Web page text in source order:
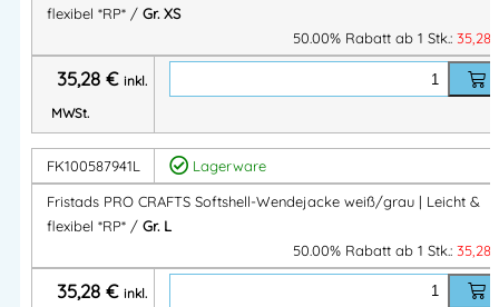
– zwei Looks in einer Jacke
✔ Leichtes Softshell-Material (220 g/m²)
✔ Reißverschluss bis zum oberen Kragenrand mit
Kinnschutz
✔Daumenschlaufenfür zusätzlichen Komfort
✔Verlängerte Rückenpartiefür besseren Schutz
✔ 2 praktische Vordertaschen
✔ Handytasche mit Reißverschluss
flexibel *RP* / Gr. XS
50.00% Rabatt ab 1 Stk.: 35,28
35,28 € inkl.
MWSt.
FK100587941L
Lagerware
Fristads PRO CRAFTS Softshell-Wendejacke weiß/grau | Leicht &
flexibel *RP* / Gr. L
50.00% Rabatt ab 1 Stk.: 35,28
35,28 € inkl.